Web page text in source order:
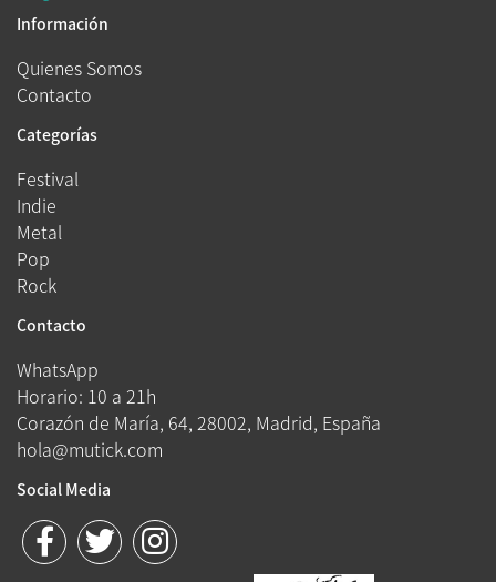
Información
Quienes Somos
Contacto
Categorías
Festival
Indie
Metal
Pop
Rock
Contacto
WhatsApp
Horario: 10 a 21h
Corazón de María, 64, 28002, Madrid, España
hola@mutick.com
Social Media